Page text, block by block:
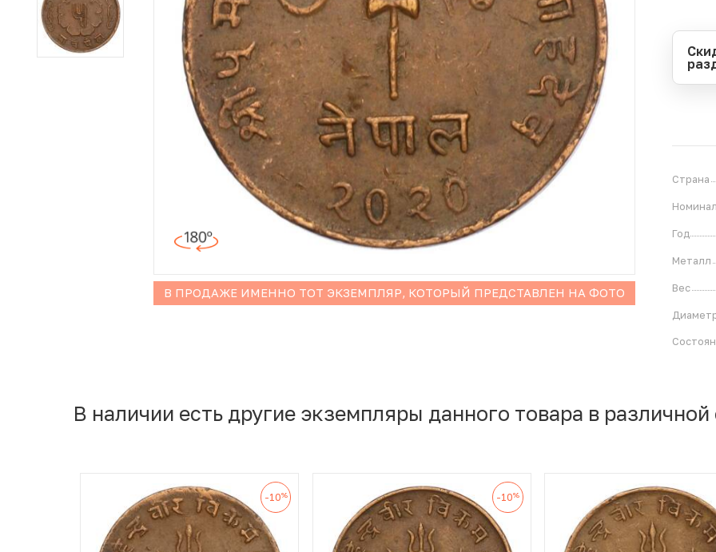
Иностранные монеты
Неофициальные выпуски монет (Unusual)
Античные и средневековые монеты
В ПРОДАЖЕ ИМЕННО ТОТ ЭКЗЕМПЛЯР, КОТОРЫЙ ПРЕДСТАВЛЕН НА ФОТО
Страна
Номинал
Год
Металл
Вес
В наличии есть другие экземпляры данного товара в различной
-10% -10%